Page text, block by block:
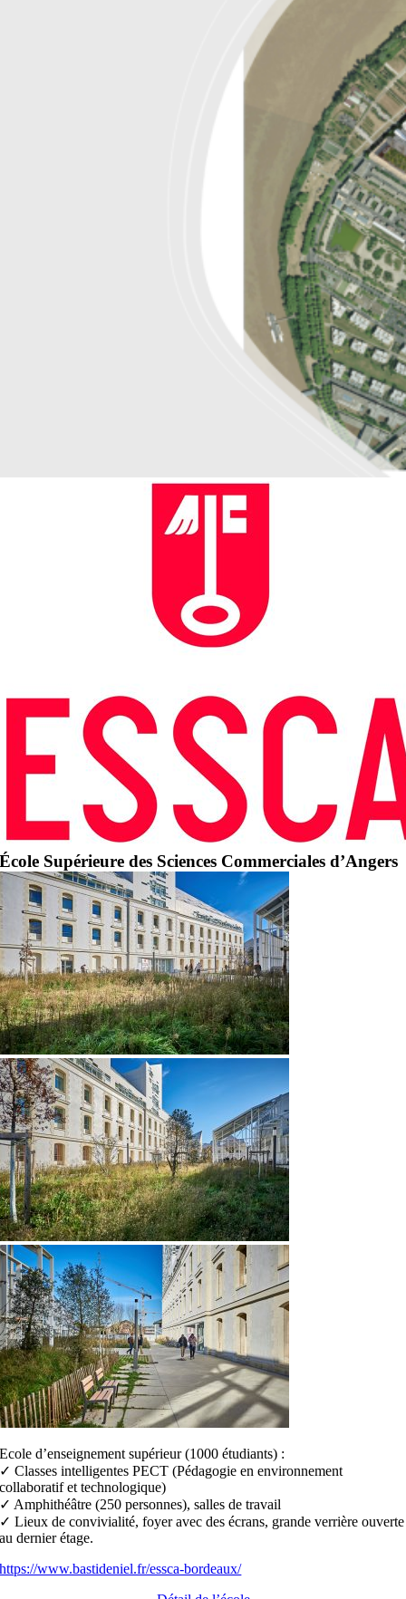
École Supérieure des Sciences Commerciales d’Angers
Ecole d’enseignement supérieur (1000 étudiants) :
✓ Classes intelligentes PECT (Pédagogie en environnement
collaboratif et technologique)
✓ Amphithéâtre (250 personnes), salles de travail
✓ Lieux de convivialité, foyer avec des écrans, grande verrière ouverte
au dernier étage.
https://www.bastideniel.fr/essca-bordeaux/